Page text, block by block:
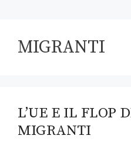
MIGRANTI
L’UE E IL FLOP
MIGRANTI